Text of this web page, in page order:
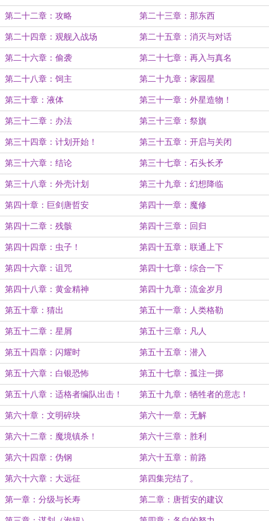
第二十二章：攻略 第二十三章：那东西
第二十四章：观舰入战场 第二十五章：消灭与对话
第二十六章：偷袭 第二十七章：再入与真名
第二十八章：饲主 第二十九章：家园星
第三十章：液体 第三十一章：外星造物！
第三十二章：办法 第三十三章：祭旗
第三十四章：计划开始！ 第三十五章：开启与关闭
第三十六章：结论 第三十七章：石头长矛
第三十八章：外壳计划 第三十九章：幻想降临
第四十章：巨剑唐哲安 第四十一章：魔修
第四十二章：残骸 第四十三章：回归
第四十四章：虫子！ 第四十五章：联通上下
第四十六章：诅咒 第四十七章：综合一下
第四十八章：黄金精神 第四十九章：流金岁月
第五十章：猜出 第五十一章：人类格勒
第五十二章：星屑 第五十三章：凡人
第五十四章：闪耀时 第五十五章：潜入
第五十六章：白银恐怖 第五十七章：孤注一掷
第五十八章：适格者编队出击！
（求月票和订阅）
第五十九章：牺牲者的意志！
第六十章：文明碎块 第六十一章：无解
第六十二章：魔境镇杀！ 第六十三章：胜利
第六十四章：伪钢 第六十五章：前路
第六十六章：大远征 第四集完结了。
第一章：分级与长寿 第二章：唐哲安的建议